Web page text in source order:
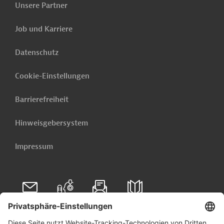
Unsere Partner
Job und Karriere
Datenschutz
Cookie-Einstellungen
Barrierefreiheit
Hinweisgebersystem
Impressum